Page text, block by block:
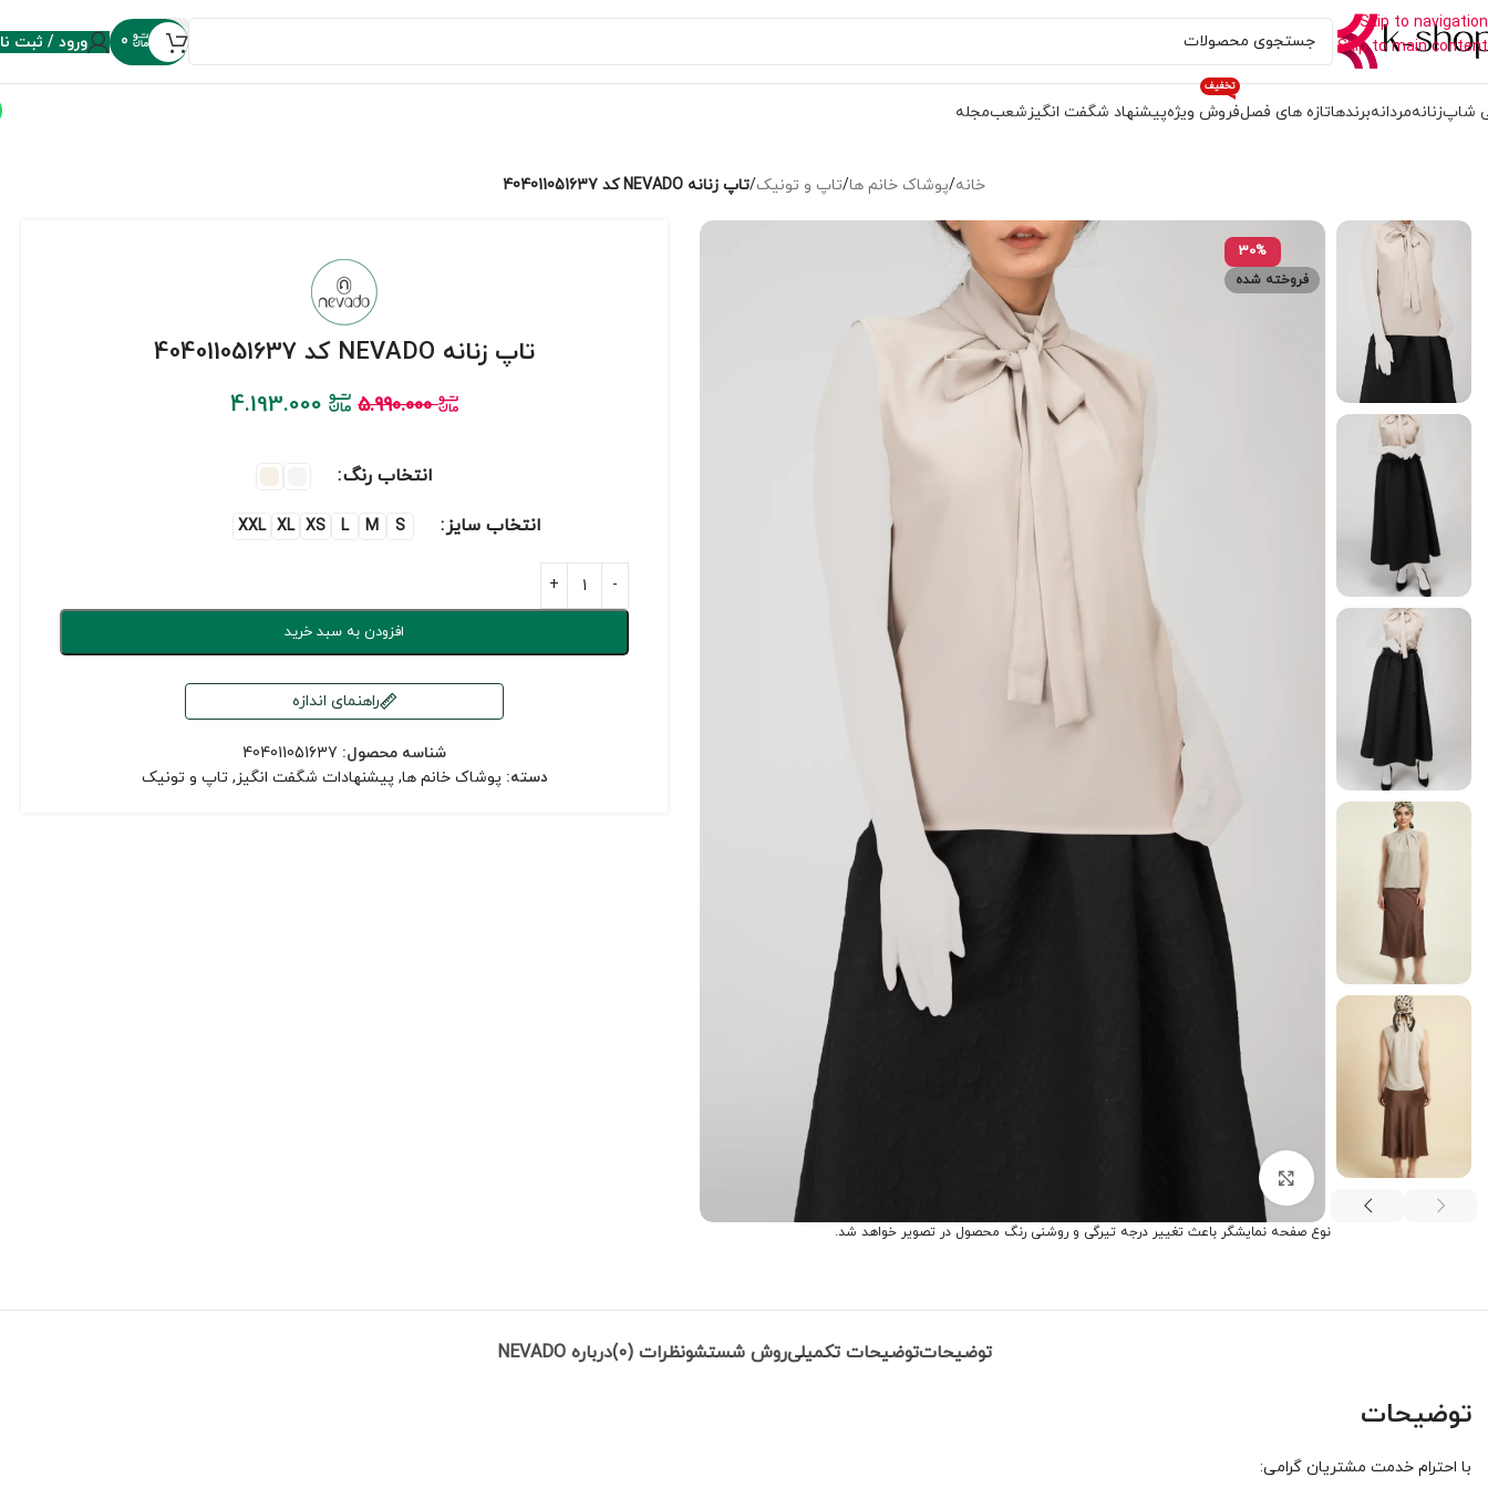
Skip to navigation
Skip to main content
0 ورود / ثبت
شاپزنانهمردانهبرندهاتازه های فصلفروش ویژه
تخفیف
پیشنهاد شگفت انگیز شعبمجله
خانه/پوشاک خانم ها/تاپ و تونیک/تاپ زنانه NEVADO کد 404011051637
30%
فروخته شده
نوع صفحه نمایشگر باعث تغییر درجه تیرگی و روشنی رنگ محصول در تصویر خواهد شد.
تاپ زنانه NEVADO کد 404011051637
5.990.000
4.193.000
انتخاب رنگ
انتخاب سایز S
M
L
XS
XL
XXL
افزودن به سبد خرید
راهنمای اندازه
شناسه محصول: 404011051637
دسته: پوشاک خانم ها, پیشنهادات شگفت انگیز, تاپ و تونیک
توضیحاتتوضیحات تکمیلیروش شستشونظرات (0) درباره NEVADO
توضیحات
با احترام خدمت مشتریان گرامی: